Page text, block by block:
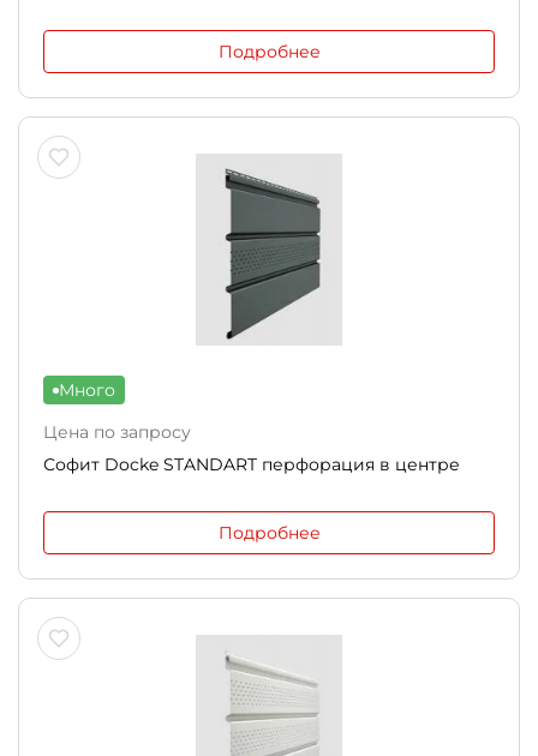
Подробнее
Много
Цена по запросу
Софит Docke STANDART перфорация в центре
Подробнее